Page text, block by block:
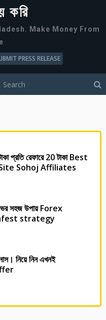
করি
Make Money From
PRESS RELEASE
প্রতি রেফারে 20 টাকা Best
Sohoj Affiliates
সহজ উপায় Forex
strategy
নিয়ে নিন এখনই